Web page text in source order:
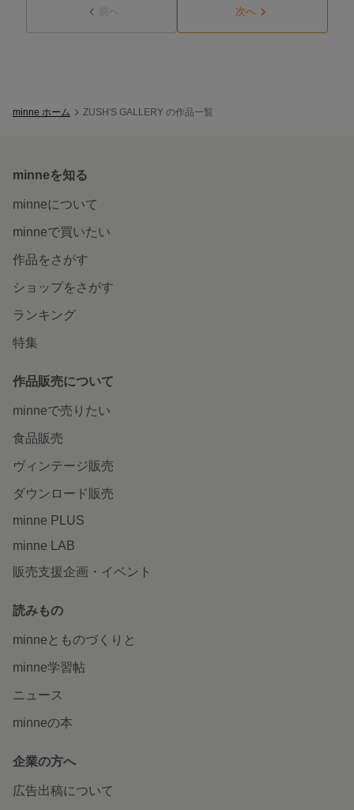
前へ 次へ
minne ホーム ZUSH'S GALLERY の作品一覧
minneを知る
minneについて
minneで買いたい
作品をさがす
ショップをさがす
ランキング
特集
作品販売について
minneで売りたい
食品販売
ヴィンテージ販売
ダウンロード販売
minne PLUS
minne LAB
販売支援企画・イベント
読みもの
minneとものづくりと
minne学習帖
ニュース
minneの本
企業の方へ
広告出稿について